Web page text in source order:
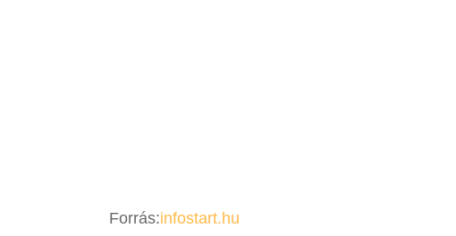
Forrás:infostart.hu